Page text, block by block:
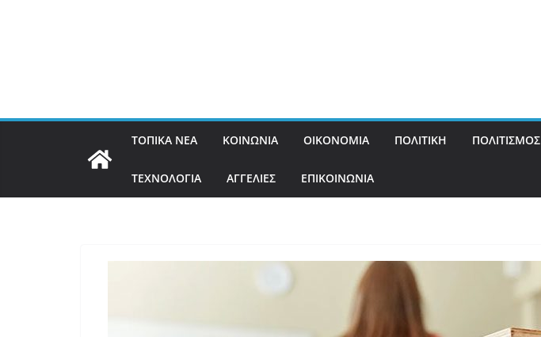
ΤΟΠΙΚΑ ΝΕΑ ΚΟΙΝΩΝΙΑ ΟΙΚΟΝΟΜΙΑ ΠΟΛΙΤΙΚΗ ΠΟΛΙΤΙΣΜΟΣ
ΤΕΧΝΟΛΟΓΙΑ ΑΓΓΕΛΙΕΣ ΕΠΙΚΟΙΝΩΝΙΑ